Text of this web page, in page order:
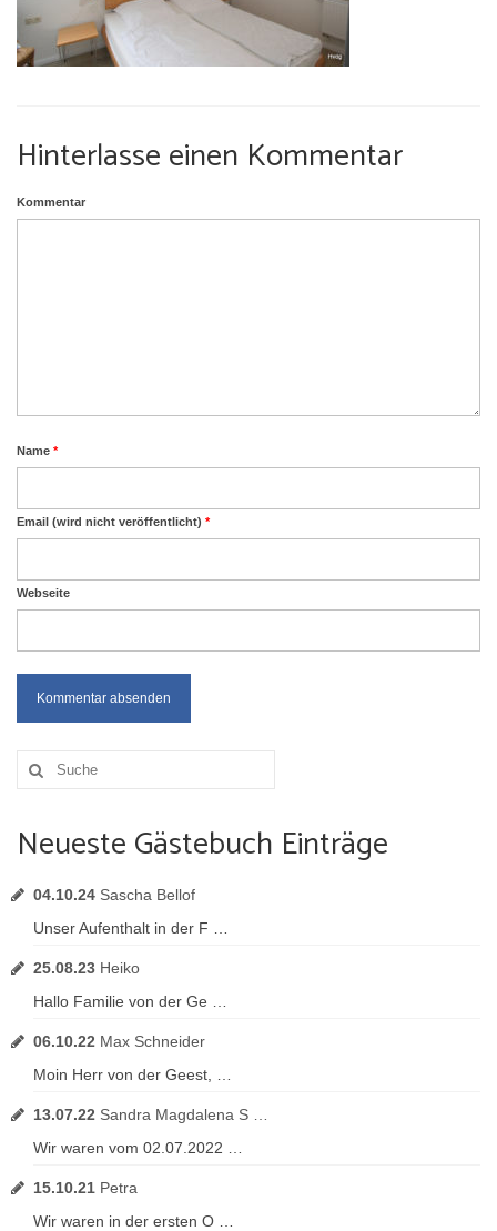
Umgebung
Hinterlasse einen Kommentar
Kommentar
Name *
Email (wird nicht veröffentlicht) *
Webseite
Suche
nach:
Neueste Gästebuch Einträge
04.10.24 Sascha Bellof
Unser Aufenthalt in der F …
25.08.23 Heiko
Hallo Familie von der Ge …
06.10.22 Max Schneider
Moin Herr von der Geest, …
13.07.22 Sandra Magdalena S …
Wir waren vom 02.07.2022 …
15.10.21 Petra
Wir waren in der ersten O …